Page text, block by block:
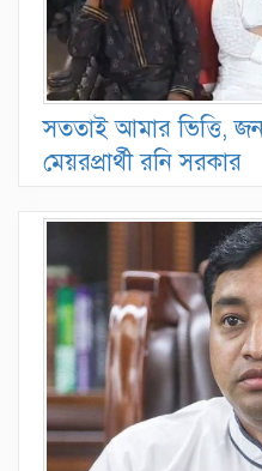
সততাই আমার ভিত্তি,
মেয়রপ্রার্থী রনি সরকার